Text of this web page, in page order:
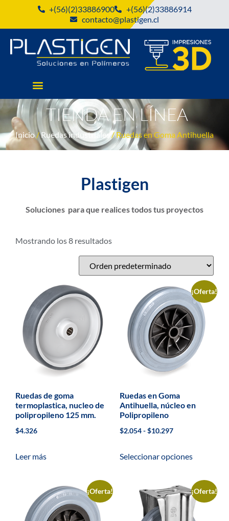
+(56)(2)33886900
+(56)(2)33886914
contacto@plastigen.cl
TIENDA EN LÍNEA
Inicio/Ruedas industriales/ Ruedas en Goma Antihuella
Plastigen
Soluciones para que realices todos tus proyectos
Mostrando los 8 resultados
Ruedas de goma
termoplastica, nucleo de
polipropileno 125 mm.
$4.326
Leer más
¡Oferta!
Ruedas en Goma
Antihuella, núcleo en
Polipropileno
$2.054-$10.297
Seleccionar opciones
¡Oferta! ¡Oferta!